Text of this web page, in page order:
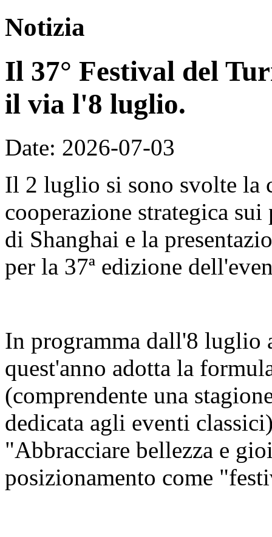
Notizia
Il 37° Festival del
il via l'8 luglio.
Date: 2026-07-03
Il 2 luglio si sono svolte la
cooperazione strategica
di Shanghai e la
per la 37ª edizione
In programma dall'8
quest'anno adotta la
(comprendente una
dedicata agli eventi
"Abbracciare bellezza e
posizionamento come